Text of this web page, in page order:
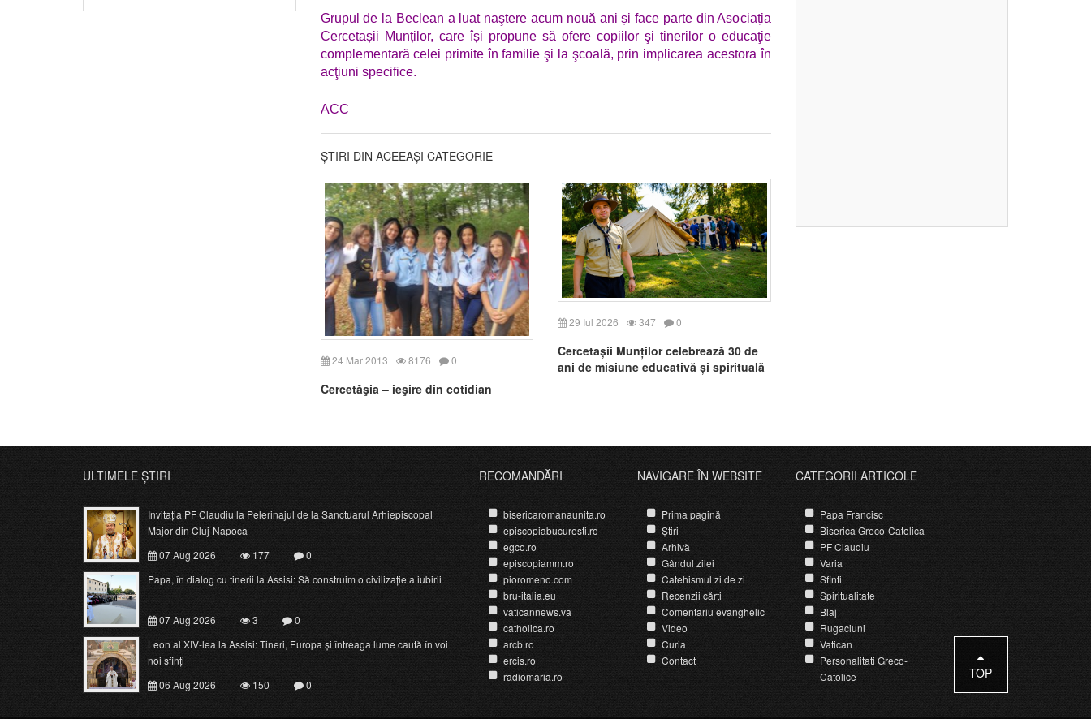
Grupul de la Beclean a luat naştere acum nouă ani și face parte din Asociația
Cercetașii Munților, care își propune să ofere copiilor şi tinerilor o educaţie
complementară celei primite în familie şi la şcoală, prin implicarea acestora în
acţiuni specifice.
ACC
ȘTIRI DIN ACEEAȘI CATEGORIE
24 Mar 2013 8176 0
Cercetăşia – ieşire din cotidian
29 Iul 2026 347 0
Cercetașii Munților celebrează 30 de
ani de misiune educativă și spirituală
ULTIMELE ȘTIRI
Invitația PF Claudiu la Pelerinajul de la Sanctuarul Arhiepiscopal
Major din Cluj-Napoca
07 Aug 2026
177
0
Papa, în dialog cu tinerii la Assisi: Să construim o civilizație a iubirii
07 Aug 2026 3
0
Leon al XIV-lea la Assisi: Tineri, Europa și întreaga lume caută în voi
noi sfinți
06 Aug 2026
150 0
RECOMANDĂRI
bisericaromanaunita.ro
episcopiabucuresti.ro
egco.ro
episcopiamm.ro
pioromeno.com
bru-italia.eu
vaticannews.va
catholica.ro
arcb.ro
ercis.ro
radiomaria.ro
NAVIGARE ÎN WEBSITE
Prima pagină
Știri
Arhivă
Gândul zilei
Catehismul zi de zi
Recenzii cărți
Comentariu evanghelic
Video
Curia
Contact
CATEGORII ARTICOLE
Papa Francisc
Biserica Greco-Catolica
PF Claudiu
Varia
Sfinti
Spiritualitate
Blaj
Rugaciuni
Vatican
Personalitati Greco-
Catolice
TOP